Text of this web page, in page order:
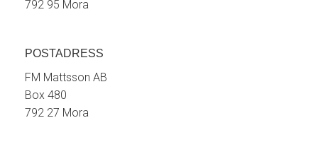
792 95 Mora
POSTADRESS
FM Mattsson AB
Box 480
792 27 Mora